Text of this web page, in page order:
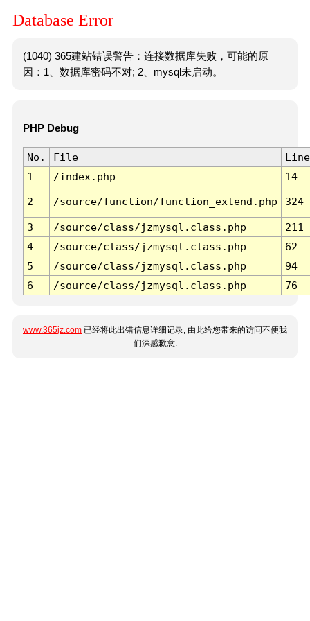
Database Error
(1040) 365建站错误警告：连接数据库失败，可能的原
因：1、数据库密码不对; 2、mysql未启动。
PHP Debug
No. File
Line
1
/index.php 14
2 /source/function/function_extend.php 324
3 /source/class/jzmysql.class.php
211
4
/source/class/jzmysql.class.php
62
5
/source/class/jzmysql.class.php
94
6
/source/class/jzmysql.class.php 76
www.365jz.com 已经将此出错信息详细记录, 由此给您带来的访问不便我
们深感歉意.